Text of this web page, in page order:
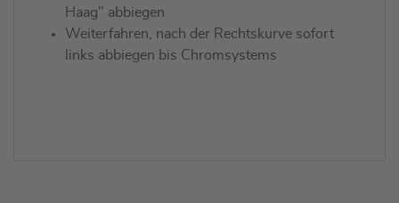
Haag" abbiegen
Weiterfahren, nach der Rechtskurve sofort
links abbiegen bis Chromsystems